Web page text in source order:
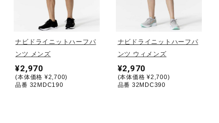
サポート
直営店一覧
取扱店一覧
ナビドライニットハーフパ
ンツ メンズ
¥2,970
(本体価格 ¥2,700)
品番 32MDC190
ナビドライニットハーフパ
ンツ ウィメンズ
¥2,970
(本体価格 ¥2,700)
品番 32MDC390